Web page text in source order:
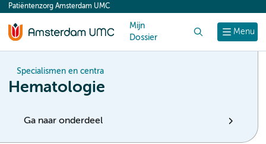
content
Menu
Patiëntenzorg Amsterdam UMC
Mijn
Dossier
Specialismen en centra
Hematologie
Ga naar onderdeel